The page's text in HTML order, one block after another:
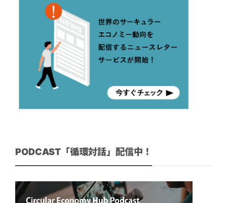
PODCAST「循環対話」配信中！